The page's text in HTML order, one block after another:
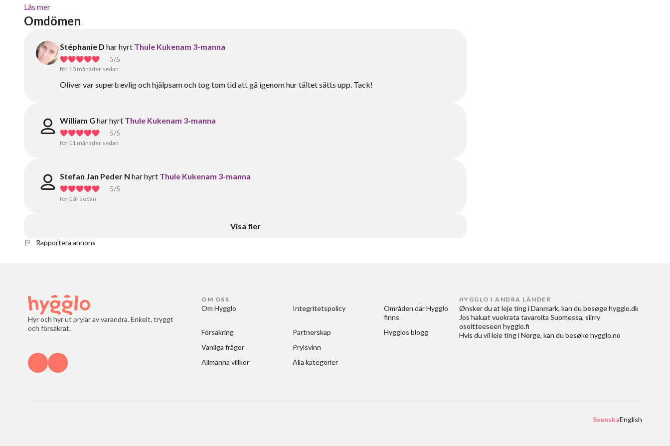
Läs mer
Omdömen
Stéphanie D har hyrt Thule Kukenam 3-manna
5/5
för 10 månader sedan
Oliver var supertrevlig och hjälpsam och tog tom tid att gå igenom hur tältet sätts upp. Tack!
William G har hyrt Thule Kukenam 3-manna
5/5
för 11 månader sedan
Stefan Jan Peder N har hyrt Thule Kukenam 3-manna
5/5
för 1 år sedan
Visa fler
Rapportera annons
Hyr och hyr ut prylar av varandra. Enkelt, tryggt
och försäkrat.
OM OSS
Om Hygglo
Försäkring
Vanliga frågor
Allmänna villkor
Integritetspolicy
Partnerskap
Prylsvinn
Alla kategorier
Områden där Hygglo
finns
Hygglos blogg
HYGGLO I ANDRA LÄNDER
Ønsker du at leje ting i Danmark, kan du besøge hygglo.dk
Jos haluat vuokrata tavaroita Suomessa, siirry
osoitteeseen hygglo.fi
Hvis du vil leie ting i Norge, kan du besøke hygglo.no
SvenskaEnglish